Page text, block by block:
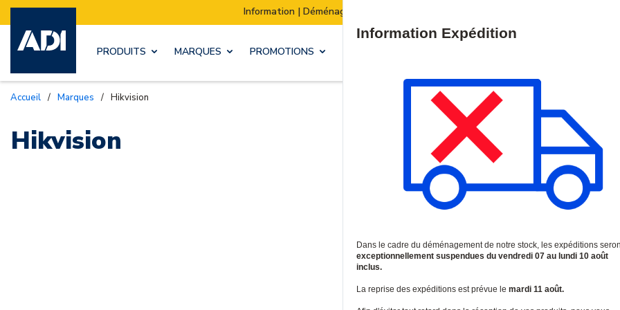
Information | Déménagement de notre stock : Les expéditions seront suspendues du 07
PRODUITS MARQUES PROMOTIONS
Accueil / Marques / Hikvision
Hikvision